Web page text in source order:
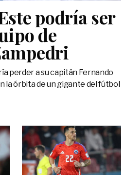
podría ser
de
perder a su capitán Fernando
la órbita de un gigante del fútbol